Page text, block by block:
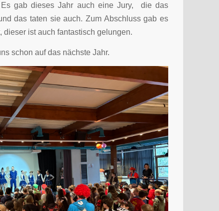
Es gab dieses Jahr auch eine Jury, die das
das taten sie auch. Zum Abschluss gab es
dieser ist auch fantastisch gelungen.
schon auf das nächste Jahr.